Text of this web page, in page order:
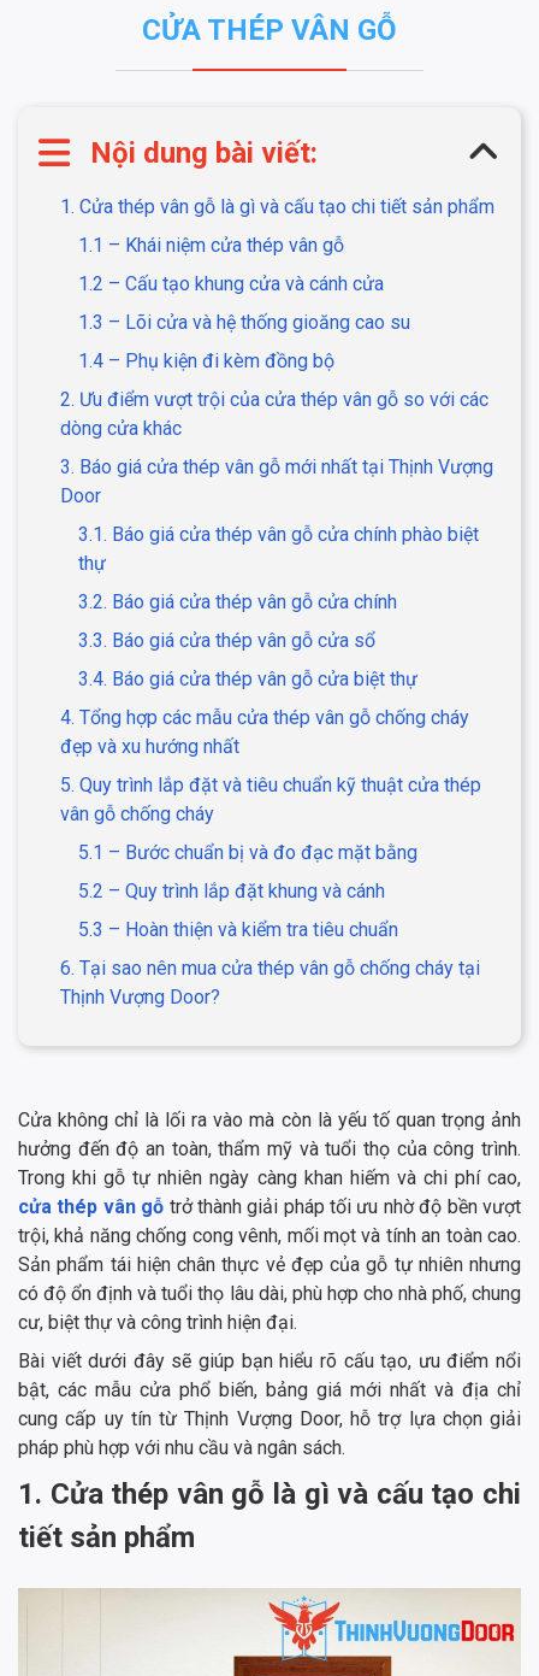
CỬA THÉP VÂN GỖ
Nội dung bài viết:
1. Cửa thép vân gỗ là gì và cấu tạo chi tiết sản phẩm
1.1 – Khái niệm cửa thép vân gỗ
1.2 – Cấu tạo khung cửa và cánh cửa
1.3 – Lõi cửa và hệ thống gioăng cao su
1.4 – Phụ kiện đi kèm đồng bộ
2. Ưu điểm vượt trội của cửa thép vân gỗ so với các
dòng cửa khác
3. Báo giá cửa thép vân gỗ mới nhất tại Thịnh Vượng
Door
3.1. Báo giá cửa thép vân gỗ cửa chính phào biệt
thự
3.2. Báo giá cửa thép vân gỗ cửa chính
3.3. Báo giá cửa thép vân gỗ cửa sổ
3.4. Báo giá cửa thép vân gỗ cửa biệt thự
4. Tổng hợp các mẫu cửa thép vân gỗ chống cháy
đẹp và xu hướng nhất
5. Quy trình lắp đặt và tiêu chuẩn kỹ thuật cửa thép
vân gỗ chống cháy
5.1 – Bước chuẩn bị và đo đạc mặt bằng
5.2 – Quy trình lắp đặt khung và cánh
5.3 – Hoàn thiện và kiểm tra tiêu chuẩn
6. Tại sao nên mua cửa thép vân gỗ chống cháy tại
Thịnh Vượng Door?
Cửa không chỉ là lối ra vào mà còn là yếu tố quan trọng ảnh
hưởng đến độ an toàn, thẩm mỹ và tuổi thọ của công trình.
Trong khi gỗ tự nhiên ngày càng khan hiếm và chi phí cao,
cửa thép vân gỗ trở thành giải pháp tối ưu nhờ độ bền vượt
trội, khả năng chống cong vênh, mối mọt và tính an toàn cao.
Sản phẩm tái hiện chân thực vẻ đẹp của gỗ tự nhiên nhưng
có độ ổn định và tuổi thọ lâu dài, phù hợp cho nhà phố, chung
cư, biệt thự và công trình hiện đại.
Bài viết dưới đây sẽ giúp bạn hiểu rõ cấu tạo, ưu điểm nổi
bật, các mẫu cửa phổ biến, bảng giá mới nhất và địa chỉ
cung cấp uy tín từ Thịnh Vượng Door, hỗ trợ lựa chọn giải
pháp phù hợp với nhu cầu và ngân sách.
1. Cửa thép vân gỗ là gì và cấu tạo chi
tiết sản phẩm